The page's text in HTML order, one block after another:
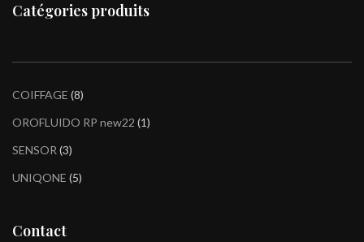
Catégories produits
COIFFAGE 8
OROFLUIDO RP new22 1
SENSOR 3
UNIQONE 5
Contact